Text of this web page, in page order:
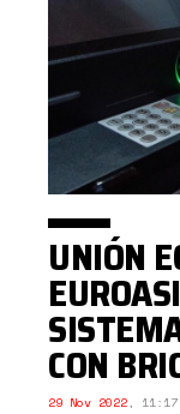
UNIÓN
CON
29 Nov 2022,